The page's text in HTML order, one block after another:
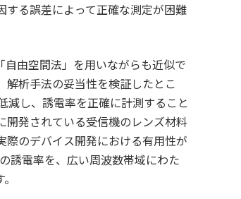
る誤差によって正確な測定が困難
由空間法」を用いながらも近似で
析手法の妥当性を検証したとこ
減し、誘電率を正確に計測すること
発されている受信機のレンズ材料
のデバイス開発における有用性が
誘電率を、広い周波数帯域にわた